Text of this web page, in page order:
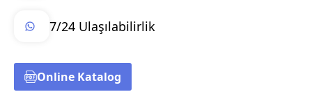
7/24 Ulaşılabilirlik
Online Katalog